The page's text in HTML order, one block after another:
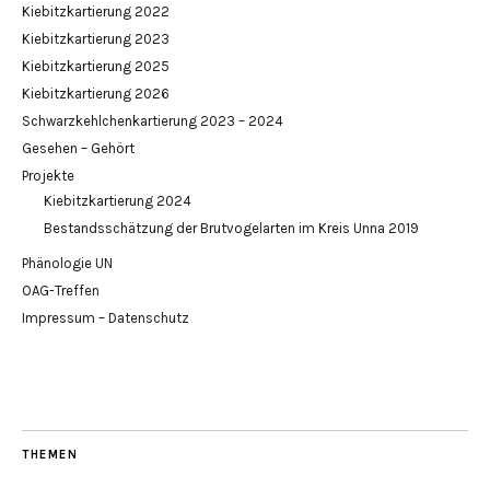
Kiebitzkartierung 2022
Kiebitzkartierung 2023
Kiebitzkartierung 2025
Kiebitzkartierung 2026
Schwarzkehlchenkartierung 2023 – 2024
Gesehen – Gehört
Projekte
Kiebitzkartierung 2024
Bestandsschätzung der Brutvogelarten im Kreis Unna 2019
Phänologie UN
OAG-Treffen
Impressum – Datenschutz
THEMEN